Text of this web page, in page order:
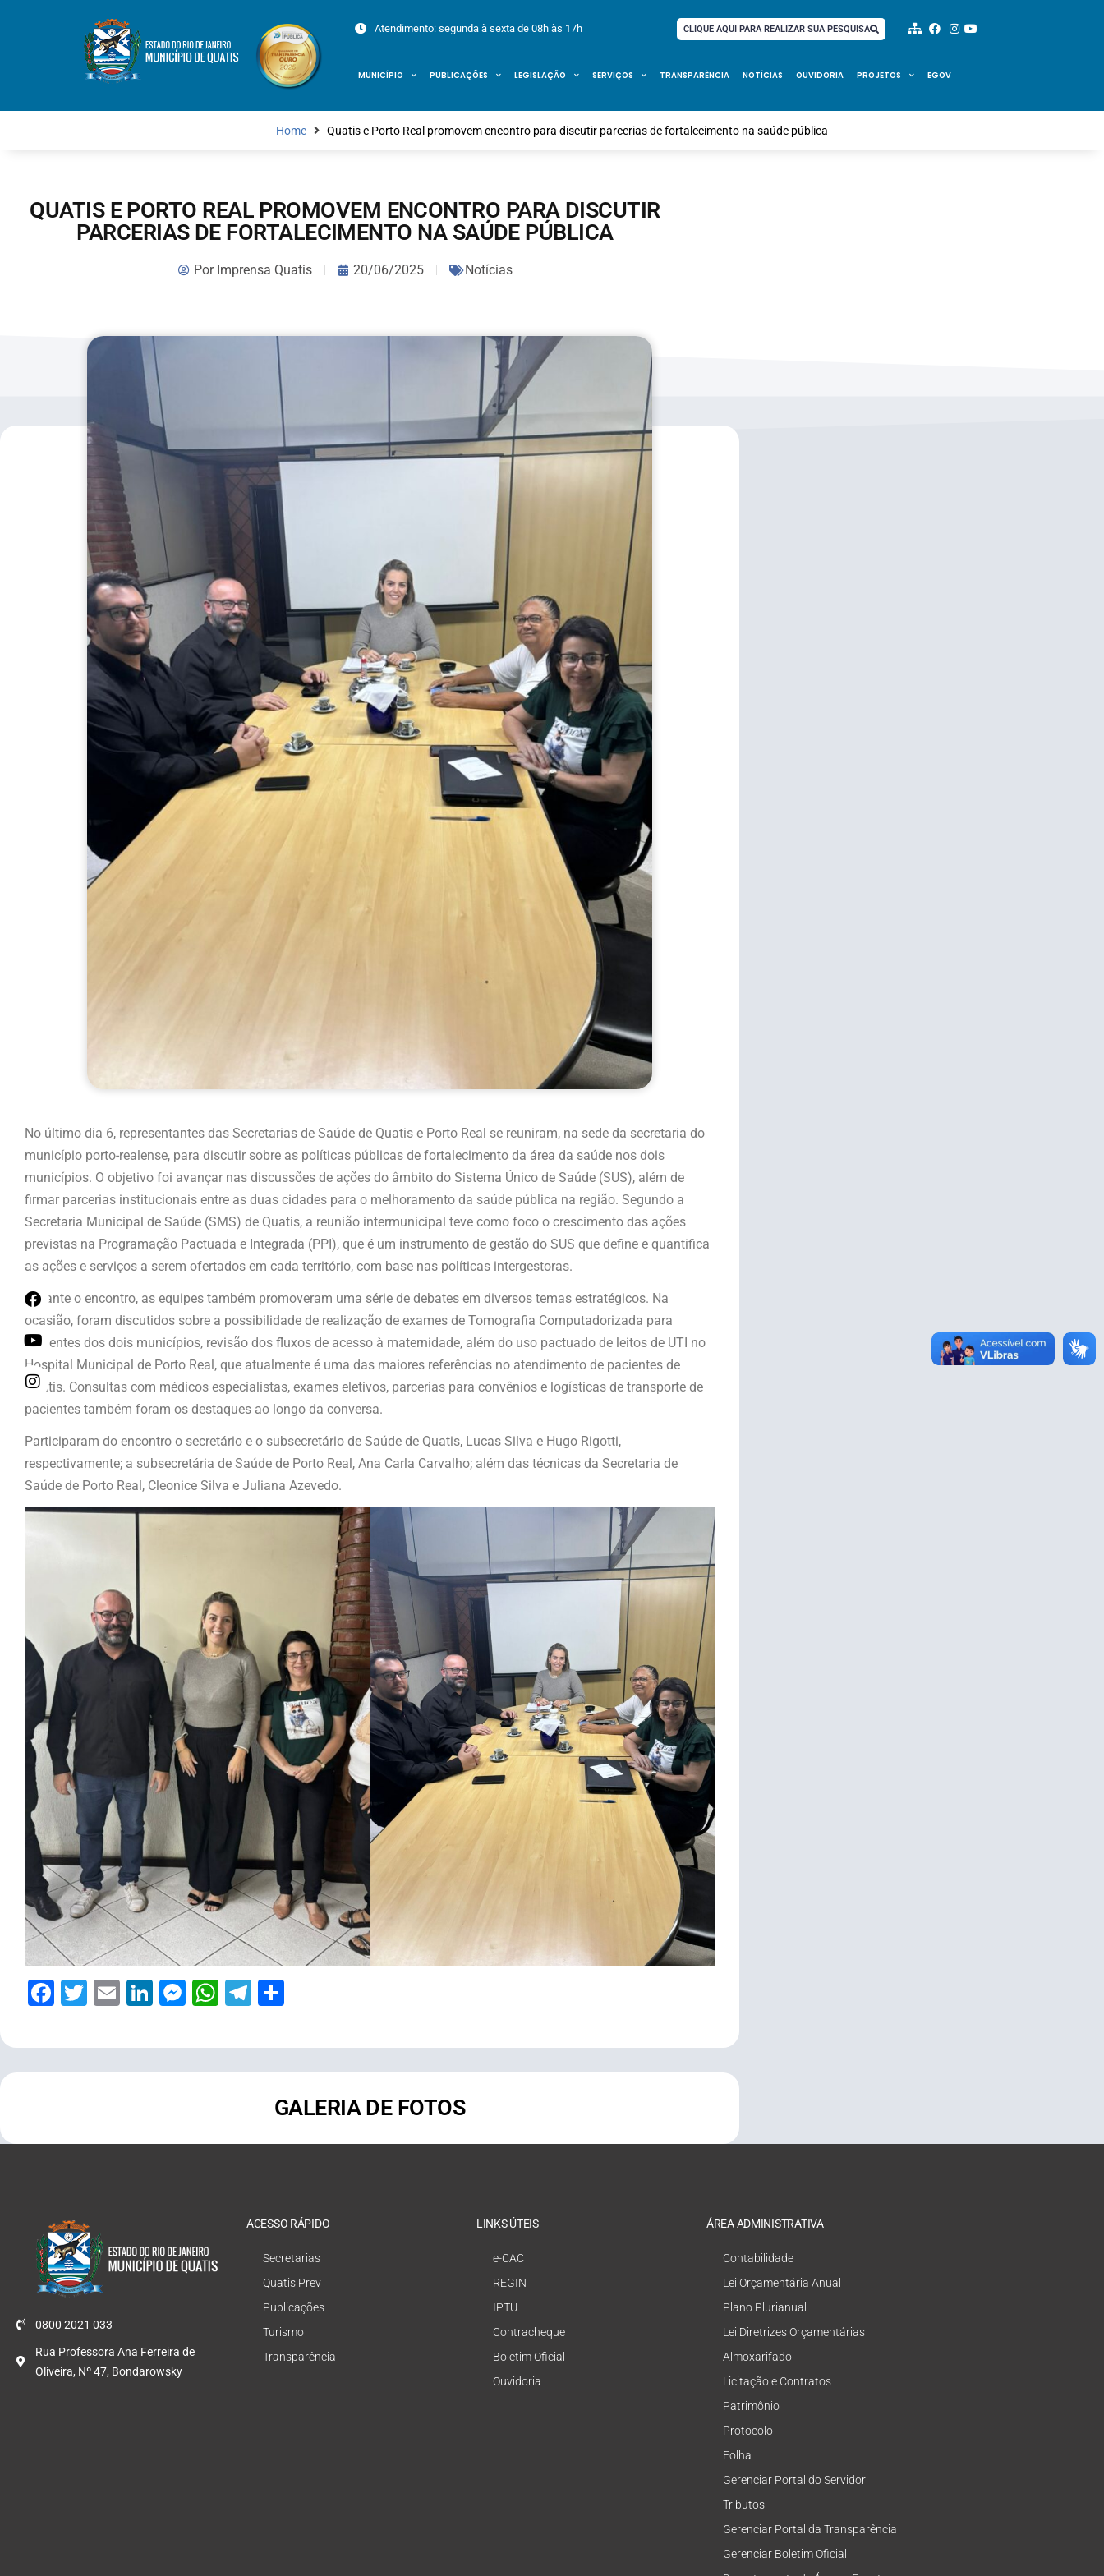
Atendimento: segunda à sexta de 08h às 17h CLIQUE AQUI PARA REALIZAR SUA PESQUISA
MUNICÍPIO PUBLICAÇÕES LEGISLAÇÃO SERVIÇOS TRANSPARÊNCIA NOTÍCIAS OUVIDORIA PROJETOS EGOV
Home Quatis e Porto Real promovem encontro para discutir parcerias de fortalecimento na saúde pública
QUATIS E PORTO REAL PROMOVEM ENCONTRO PARA DISCUTIR
PARCERIAS DE FORTALECIMENTO NA SAÚDE PÚBLICA
PorImprensa Quatis 20/06/2025 Notícias
No último dia 6, representantes das Secretarias de Saúde de Quatis e Porto Real se reuniram, na sede da secretaria do
município porto-realense, para discutir sobre as políticas públicas de fortalecimento da área da saúde nos dois
municípios. O objetivo foi avançar nas discussões de ações do âmbito do Sistema Único de Saúde (SUS), além de
firmar parcerias institucionais entre as duas cidades para o melhoramento da saúde pública na região. Segundo a
Secretaria Municipal de Saúde (SMS) de Quatis, a reunião intermunicipal teve como foco o crescimento das ações
previstas na Programação Pactuada e Integrada (PPI), que é um instrumento de gestão do SUS que define e quantifica
as ações e serviços a serem ofertados em cada território, com base nas políticas intergestoras.
Durante o encontro, as equipes também promoveram uma série de debates em diversos temas estratégicos. Na
ocasião, foram discutidos sobre a possibilidade de realização de exames de Tomografia Computadorizada para
pacientes dos dois municípios, revisão dos fluxos de acesso à maternidade, além do uso pactuado de leitos de UTI no
Hospital Municipal de Porto Real, que atualmente é uma das maiores referências no atendimento de pacientes de
Quatis. Consultas com médicos especialistas, exames eletivos, parcerias para convênios e logísticas de transporte de
pacientes também foram os destaques ao longo da conversa.
Participaram do encontro o secretário e o subsecretário de Saúde de Quatis, Lucas Silva e Hugo Rigotti,
respectivamente; a subsecretária de Saúde de Porto Real, Ana Carla Carvalho; além das técnicas da Secretaria de
Saúde de Porto Real, Cleonice Silva e Juliana Azevedo.
Facebook
Twitter
EmailLinkedIn
Messenger
WhatsApp
Telegram
GALERIA DE FOTOS
0800 2021 033
Rua Professora Ana Ferreira de
Oliveira, Nº 47, Bondarowsky
ACESSO RÁPIDO
Secretarias
Quatis Prev
Publicações
Turismo
Transparência
LINKS ÚTEIS
e-CAC
REGIN
IPTU
Contracheque
Boletim Oficial
Ouvidoria
ÁREA ADMINISTRATIVA
Contabilidade
Lei Orçamentária Anual
Plano Plurianual
Lei Diretrizes Orçamentárias
Almoxarifado
Licitação e Contratos
Patrimônio
Protocolo
Folha
Gerenciar Portal do Servidor
Tributos
Gerenciar Portal da Transparência
Gerenciar Boletim Oficial